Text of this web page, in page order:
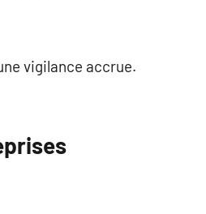
vigilance accrue.